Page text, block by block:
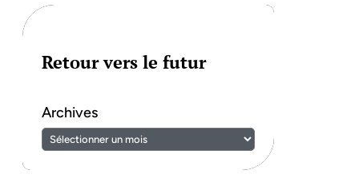
Retour vers le futur
Archives